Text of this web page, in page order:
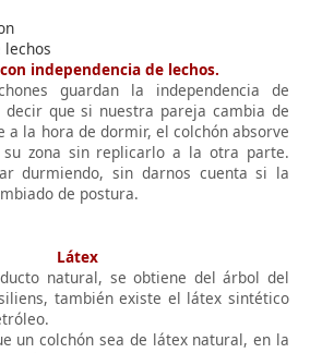
independencia de lechos.
guardan la independencia de
decir que si nuestra pareja cambia de
a la hora de dormir, el colchón absorve
zona sin replicarlo a la otra parte.
durmiendo, sin darnos cuenta si la
de postura.
Látex
natural, se obtiene del árbol del
también existe el látex sintético
un colchón sea de látex natural, en la